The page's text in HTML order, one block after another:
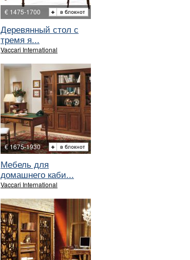
€ 1475-1700
Деревянный стол с
тремя я...
Vaccari International
€ 1675-1930
Мебель для
домашнего каби...
Vaccari International